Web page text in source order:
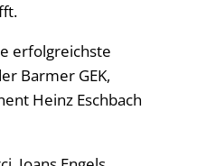
erfolgreichste
Barmer GEK,
Heinz Eschbach